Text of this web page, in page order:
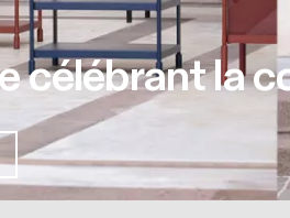
célébrant la